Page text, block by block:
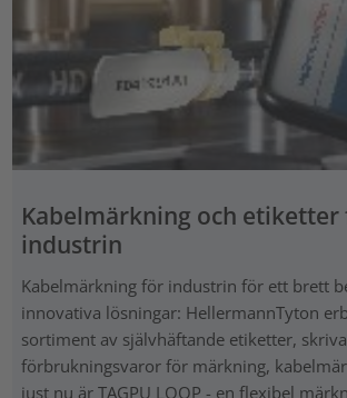
Kabelmärkning och etiketter
industrin
Kabelmärkning för industrin för ett brett
innovativa lösningar: HellermannTyton
sortiment av självhäftande etiketter,
förbrukningsvaror för märkning,
just nu är TAGPU LOOP - en flexibel